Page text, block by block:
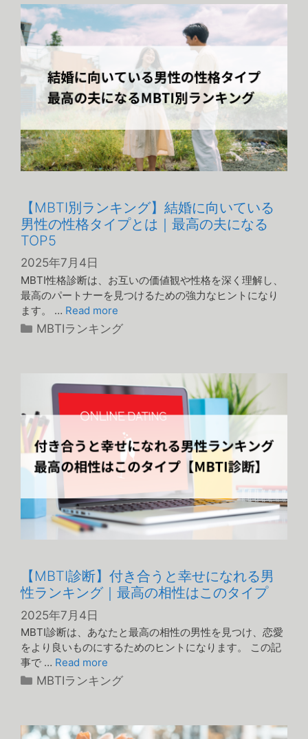
リ
ー
【MBTI別ランキング】結婚に向いている
男性の性格タイプとは｜最高の夫になる
TOP5
2025年7月4日
MBTI性格診断は、お互いの価値観や性格を深く理解し、
最高のパートナーを見つけるための強力なヒントになり
ます。 … Read more
カ
MBTIランキング
【MBTI診断】付き合うと幸せになれる男
性ランキング｜最高の相性はこのタイプ
2025年7月4日
MBTI診断は、あなたと最高の相性の男性を見つけ、恋愛
をより良いものにするためのヒントになります。 この記
事で … Read more
カ
リ
MBTIランキング